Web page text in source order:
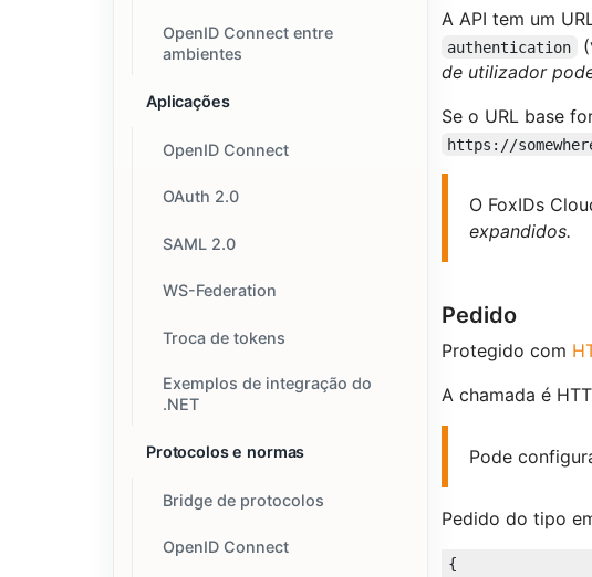
OpenID Connect entre
ambientes
Aplicações
OpenID Connect
OAuth 2.0
SAML 2.0
WS-Federation
Troca de tokens
Exemplos de integração do
.NET
Protocolos e normas
Bridge de protocolos
OpenID Connect
A API tem um
authentication
de utilizador
Se o URL base
https://
O FoxIDs
expandidos.
Pedido
Protegido com
A chamada é
Pode
Pedido do tipo
{